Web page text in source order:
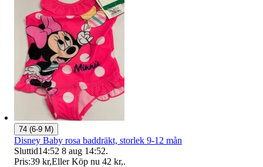
74 (6-9 M)
Disney Baby rosa baddräkt, storlek 9-12 mån
Sluttid14:52 8 aug 14:52.
Pris:39 kr,Eller Köp nu 42 kr,.